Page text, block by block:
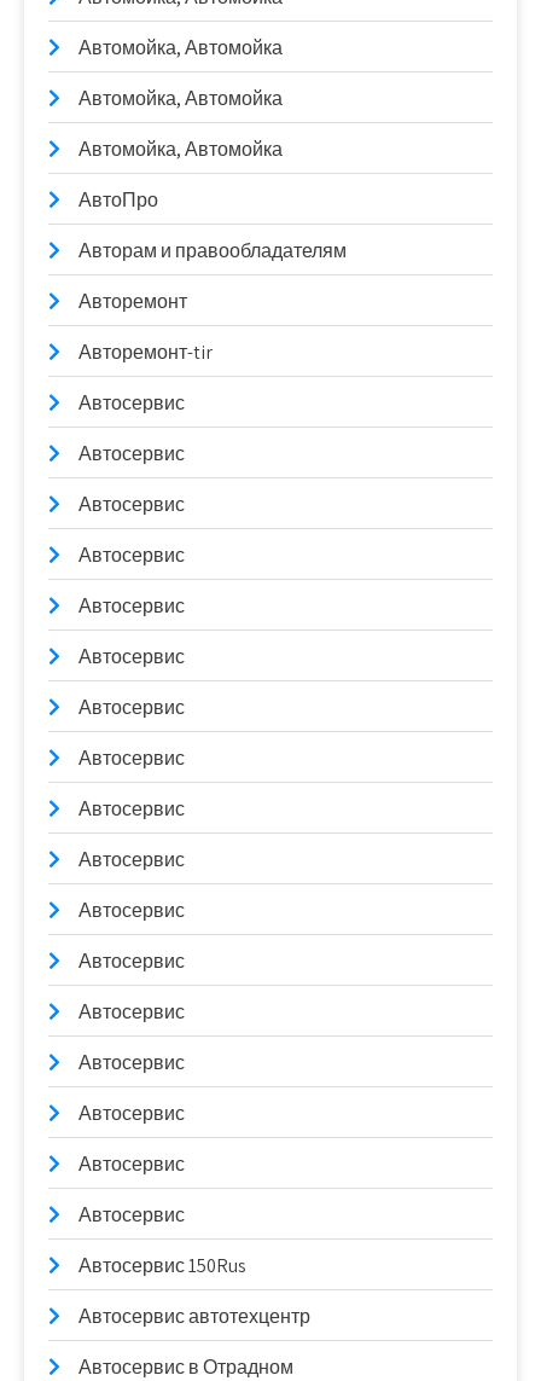
Автомойка, Автомойка
Автомойка, Автомойка
Автомойка, Автомойка
АвтоПро
Авторам и правообладателям
Авторемонт
Авторемонт-tir
Автосервис
Автосервис
Автосервис
Автосервис
Автосервис
Автосервис
Автосервис
Автосервис
Автосервис
Автосервис
Автосервис
Автосервис
Автосервис
Автосервис
Автосервис
Автосервис
Автосервис
Автосервис 150Rus
Автосервис автотехцентр
Автосервис в Отрадном